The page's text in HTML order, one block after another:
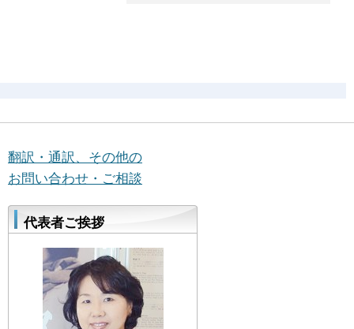
翻訳・通訳、その他の
お問い合わせ・ご相談
代表者ご挨拶